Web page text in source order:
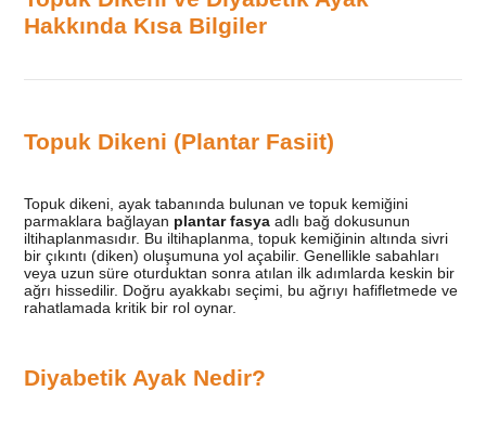
Hakkında Kısa Bilgiler
Topuk Dikeni (Plantar Fasiit)
Topuk dikeni, ayak tabanında bulunan ve topuk kemiğini
parmaklara bağlayan plantar fasyaadlı bağ dokusunun
iltihaplanmasıdır. Bu iltihaplanma, topuk kemiğinin altında sivri
bir çıkıntı (diken) oluşumuna yol açabilir. Genellikle sabahları
veya uzun süre oturduktan sonra atılan ilk adımlarda keskin bir
ağrı hissedilir. Doğru ayakkabı seçimi, bu ağrıyı hafifletmede ve
rahatlamada kritik bir rol oynar.
Diyabetik Ayak Nedir?